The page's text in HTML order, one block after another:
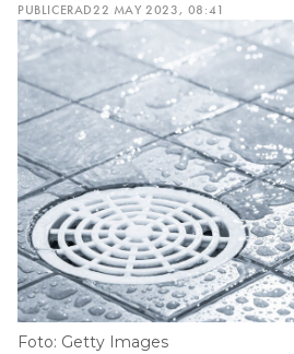
Hantera
Lediga jobb
Annonsera
Läs E-tidningen
Om tidningen
Kontakt
Information om GDPR
PUBLICERAD22 MAY 2023, 08:41
Foto: Getty Images